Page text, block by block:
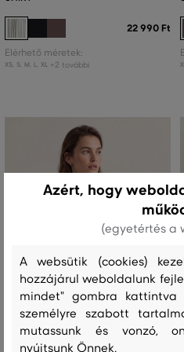
22 990 Ft
Elérhető méretek:
XS, S, M L, XL +2 további
ÚJDONSÁG
Azért, hogy
(egyetértés a
A websütik (cookies)
hozzájárul weboldalunk
mindet" gombra kattintva
személyre szabott
mutassunk és vonzó,
nyújtsunk Önnek.